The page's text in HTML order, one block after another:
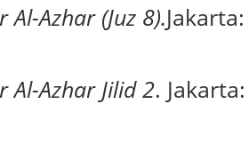
Al-Azhar (Juz 8).
Al-Azhar Jilid 2.